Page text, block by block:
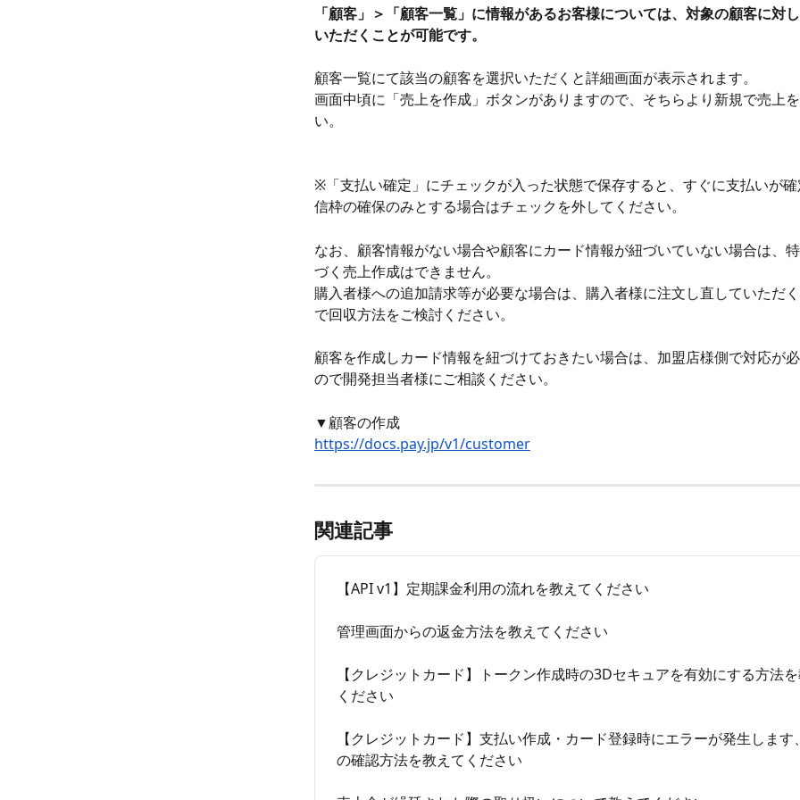
「顧客」＞「顧客一覧」に情報があるお客様については、対象の顧客に対
いただくことが可能です。
顧客一覧にて該当の顧客を選択いただくと詳細画面が表示されます。
画面中頃に「売上を作成」ボタンがありますので、そちらより新規で売上
い。
※「支払い確定」にチェックが入った状態で保存すると、すぐに支払いが
信枠の確保のみとする場合はチェックを外してください。
なお、顧客情報がない場合や顧客にカード情報が紐づいていない場合は、
づく売上作成はできません。
購入者様への追加請求等が必要な場合は、購入者様に注文し直していただ
で回収方法をご検討ください。
顧客を作成しカード情報を紐づけておきたい場合は、加盟店様側で対応が
ので開発担当者様にご相談ください。
▼顧客の作成
https://docs.pay.jp/v1/customer
関連記事
【API v1】定期課金利用の流れを教えてください
管理画面からの返金方法を教えてください
【クレジットカード】トークン作成時の3Dセキュアを有効にする方法
ください
【クレジットカード】支払い作成・カード登録時にエラーが発生します
の確認方法を教えてください